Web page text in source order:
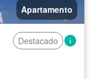
Apartamento
Destacado